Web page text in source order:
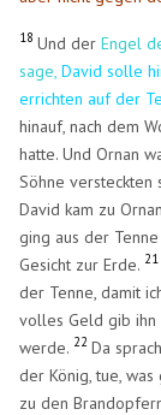
18 Und derEngel
sage, David solle
errichten auf der
hinauf, nach dem
hatte. Und Ornan
Söhne versteckten
David kam zu
ging aus der
Gesicht zur Erde. 21
der Tenne, damit
volles Geld gib ihn
werde. 22 Da
der König, tue,
zu den